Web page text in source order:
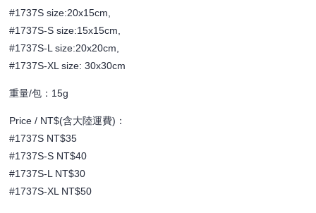
#1737S size:20x15cm,
#1737S-S size:15x15cm,
#1737S-L size:20x20cm,
#1737S-XL size: 30x30cm
重量/包：15g
Price / NT$(含大陸運費)：
#1737S NT$35
#1737S-S NT$40
#1737S-L NT$30
#1737S-XL NT$50